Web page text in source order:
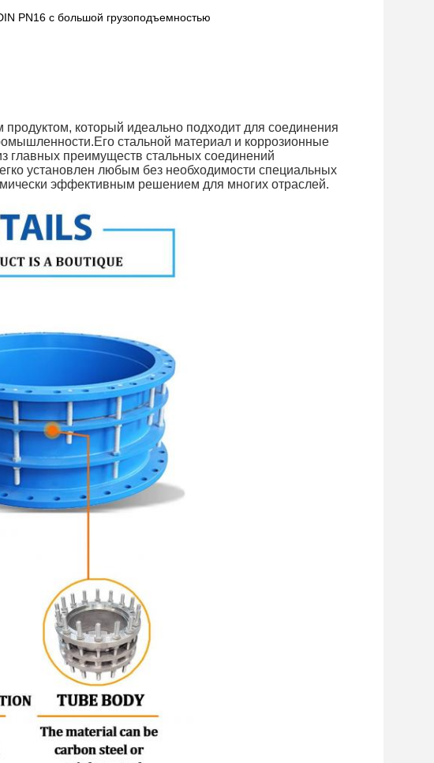
PN16 с большой грузоподъемностью
который идеально подходит для соединения
стальной материал и коррозионные
главных преимуществ стальных соединений
установлен любым без необходимости специальных
эффективным решением для многих отраслей.